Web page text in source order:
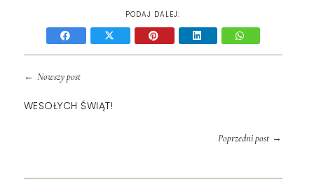
PODAJ DALEJ:
← Nowszy post
WESOŁYCH ŚWIĄT!
Poprzedni post→